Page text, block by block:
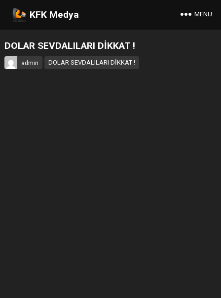
KFK Medya MENU
DOLAR SEVDALILARI DİKKAT !
admin DOLAR SEVDALILARI DİKKAT !